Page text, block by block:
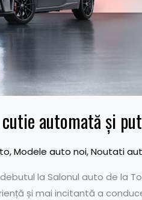
automată și
,Modele auto noi,Noutati
la Salonul auto de la
și mai incitantă a